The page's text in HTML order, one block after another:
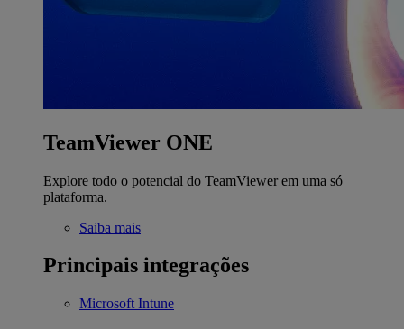
TeamViewer ONE
Explore todo o potencial do TeamViewer em uma só
plataforma.
Saiba mais
Principais integrações
Microsoft Intune